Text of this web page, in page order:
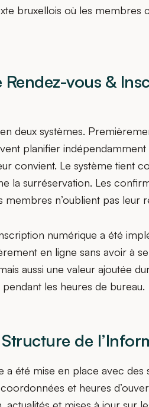
bruxellois où les membres
Rendez-vous &
deux systèmes.
planifier indépendamment
convient. Le système tient
la surréservation. Les
membres n’oublient pas leur
numérique a été
en ligne sans avoir à
aussi une valeur ajoutée
les heures de bureau.
de
a été mise en place avec des
et heures